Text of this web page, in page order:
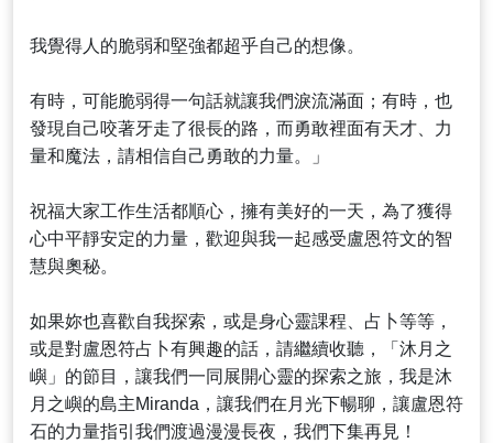
我覺得人的脆弱和堅強都超乎自己的想像。
有時，可能脆弱得一句話就讓我們淚流滿面；有時，也
發現自己咬著牙走了很長的路，而勇敢裡面有天才、力
量和魔法，請相信自己勇敢的力量。」
祝福大家工作生活都順心，擁有美好的一天，為了獲得
心中平靜安定的力量，歡迎與我一起感受盧恩符文的智
慧與奧秘。
如果妳也喜歡自我探索，或是身心靈課程、占卜等等，
或是對盧恩符占卜有興趣的話，請繼續收聽，「沐月之
嶼」的節目，讓我們一同展開心靈的探索之旅，我是沐
月之嶼的島主Miranda，讓我們在月光下暢聊，讓盧恩符
石的力量指引我們渡過漫漫長夜，我們下集再見！